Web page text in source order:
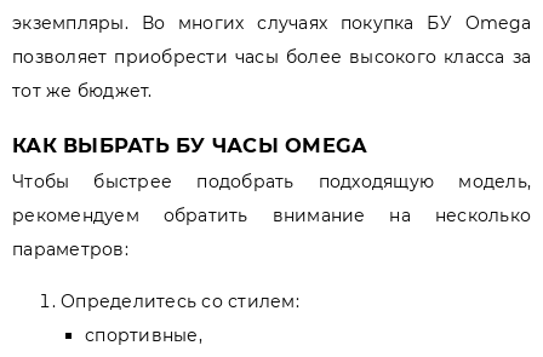
экземпляры. Во многих случаях покупка БУ Omega
позволяет приобрести часы более высокого класса за
тот же бюджет.
КАК ВЫБРАТЬ БУ ЧАСЫ OMEGA
Чтобы быстрее подобрать подходящую модель,
рекомендуем обратить внимание на несколько
параметров:
Определитесь со стилем:
спортивные,